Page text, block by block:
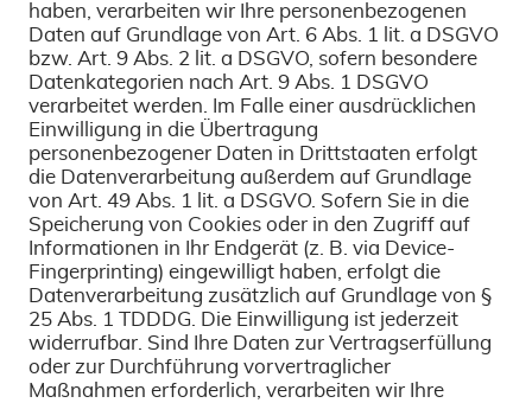
haben, verarbeiten wir Ihre personenbezogenen
Daten auf Grundlage von Art. 6 Abs. 1 lit. a DSGVO
bzw. Art. 9 Abs. 2 lit. a DSGVO, sofern besondere
Datenkategorien nach Art. 9 Abs. 1 DSGVO
verarbeitet werden. Im Falle einer ausdrücklichen
Einwilligung in die Übertragung
personenbezogener Daten in Drittstaaten erfolgt
die Datenverarbeitung außerdem auf Grundlage
von Art. 49 Abs. 1 lit. a DSGVO. Sofern Sie in die
Speicherung von Cookies oder in den Zugriff auf
Informationen in Ihr Endgerät (z. B. via Device-
Fingerprinting) eingewilligt haben, erfolgt die
Datenverarbeitung zusätzlich auf Grundlage von §
25 Abs. 1 TDDDG. Die Einwilligung ist jederzeit
widerrufbar. Sind Ihre Daten zur Vertragserfüllung
oder zur Durchführung vorvertraglicher
Maßnahmen erforderlich, verarbeiten wir Ihre